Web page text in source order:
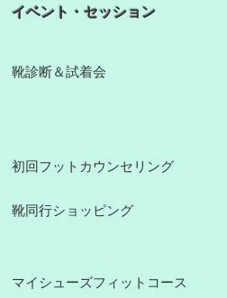
​イベント・セッション
​靴診断＆試着会​
​初回フットカウンセリング​
​靴同行ショッピング
​マイシューズフィットコース